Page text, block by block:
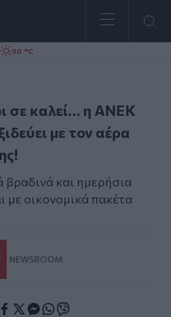
30 °C
σε καλεί… η ΑΝΕΚ
με τον αέρα
και ημερήσια
με οικονομικά πακέτα
NEWSROOM